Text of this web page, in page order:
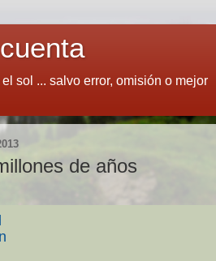
sol ... salvo error, omisión o mejor
de años